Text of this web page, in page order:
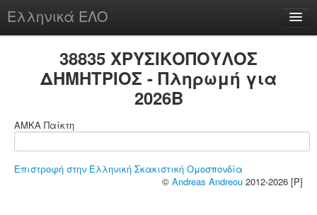
Ελληνικά ΕΛΟ
38835 ΧΡΥΣΙΚΟΠΟΥΛΟΣ
ΔΗΜΗΤΡΙΟΣ - Πληρωμή για
2026B
ΑΜΚΑ Παίκτη
Επιστροφή στην Ελληνική Σκακιστική Ομοσπονδία
© Andreas Andreou 2012-2026 [P]